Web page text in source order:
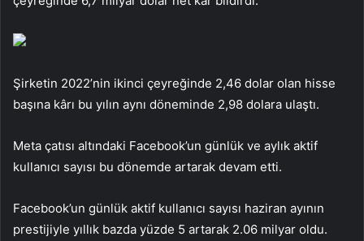
Şirketin 2022’nin ikinci çeyreğinde 2,46 dolar olan hisse
başına kârı bu yılın aynı döneminde 2,98 dolara ulaştı.
Meta çatısı altındaki Facebook’un günlük ve aylık aktif
kullanıcı sayısı bu dönemde artarak devam etti.
Facebook’un günlük aktif kullanıcı sayısı haziran ayının
prestijiyle yıllık bazda yüzde 5 artarak 2.06 milyar oldu.